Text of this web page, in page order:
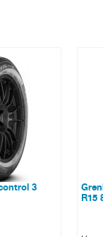
One 175/60